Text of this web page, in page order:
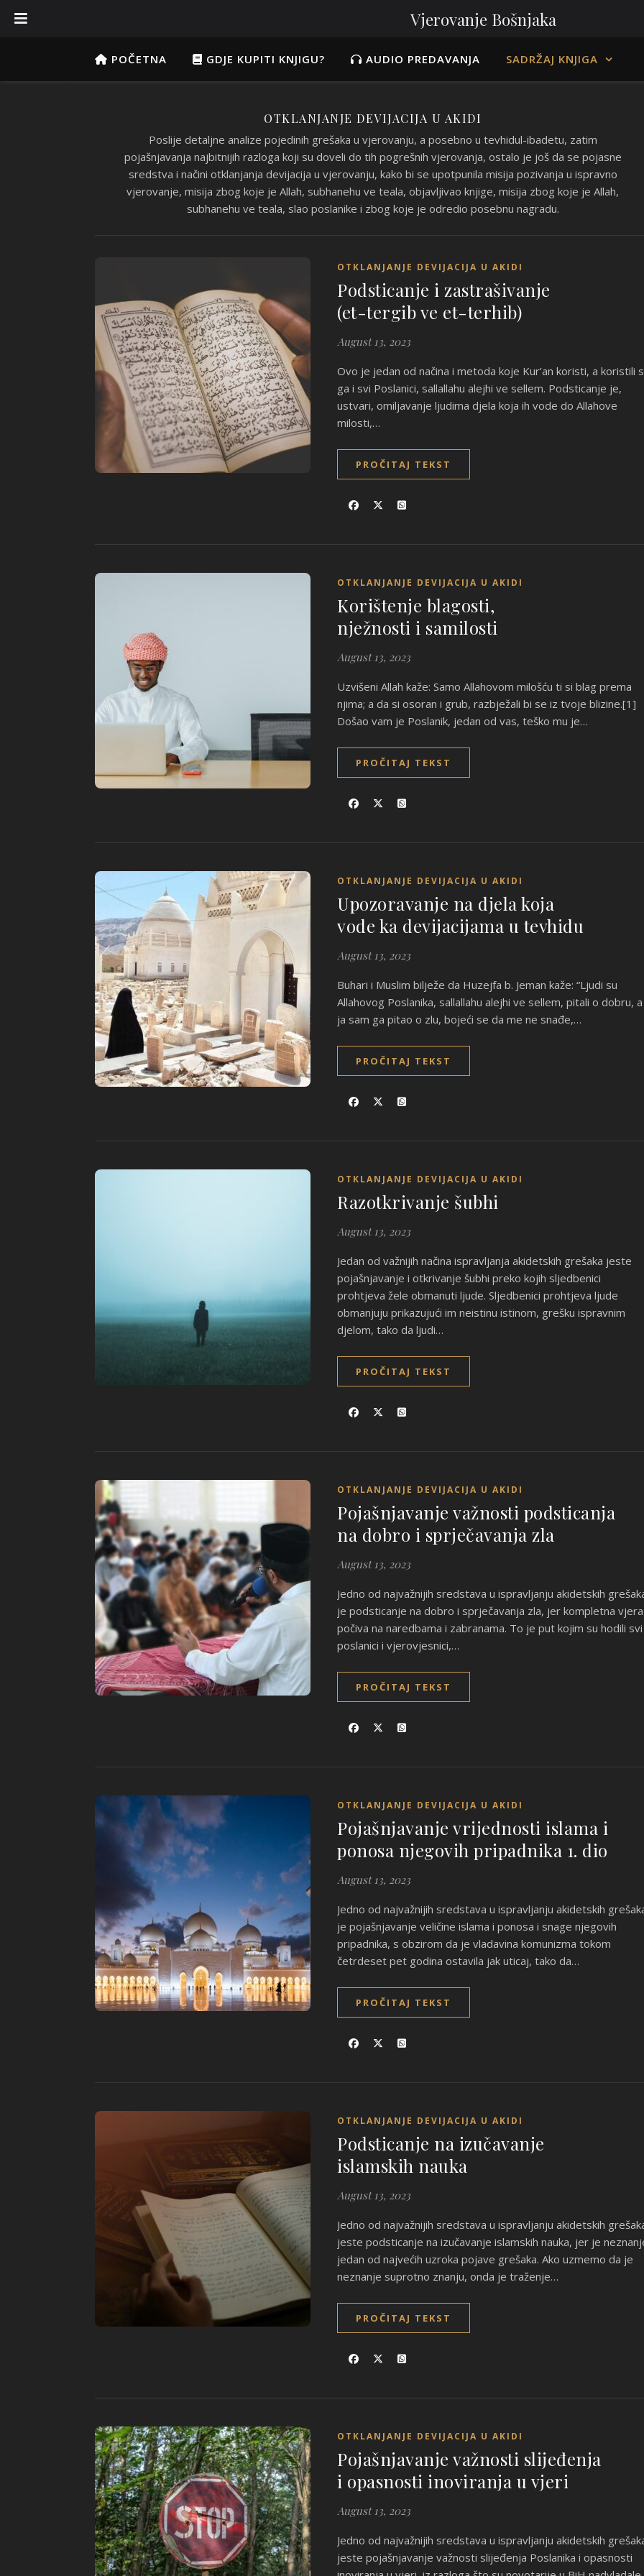
Vjerovanje Bošnjaka
POČETNA GDJE KUPITI KNJIGU? AUDIO PREDAVANJA SADRŽAJ KNJIGA
OTKLANJANJE DEVIJACIJA U AKIDI
Poslije detaljne analize pojedinih grešaka u vjerovanju, a posebno u tevhidul-ibadetu, zatim
pojašnjavanja najbitnijih razloga koji su doveli do tih pogrešnih vjerovanja, ostalo je još da se pojasne
sredstva i načini otklanjanja devijacija u vjerovanju, kako bi se upotpunila misija pozivanja u ispravno
vjerovanje, misija zbog koje je Allah, subhanehu ve teala, objavljivao knjige, misija zbog koje je Allah,
subhanehu ve teala, slao poslanike i zbog koje je odredio posebnu nagradu.
OTKLANJANJE DEVIJACIJA U AKIDI
Podsticanje i zastrašivanje
(et-tergib ve et-terhib)
August 13, 2023
Ovo je jedan od načina i metoda koje Kur’an koristi, a koristili
ga i svi Poslanici, sallallahu alejhi ve sellem. Podsticanje je,
ustvari, omiljavanje ljudima djela koja ih vode do Allahove
milosti,…
PROČITAJ TEKST
OTKLANJANJE DEVIJACIJA U AKIDI
Korištenje blagosti,
nježnosti i samilosti
August 13, 2023
Uzvišeni Allah kaže: Samo Allahovom milošću ti si blag prema
njima; a da si osoran i grub, razbježali bi se iz tvoje blizine.[1]
Došao vam je Poslanik, jedan od vas, teško mu je…
PROČITAJ TEKST
OTKLANJANJE DEVIJACIJA U AKIDI
Upozoravanje na djela koja
vode ka devijacijama u tevhidu
August 13, 2023
Buhari i Muslim bilježe da Huzejfa b. Jeman kaže: “Ljudi su
Allahovog Poslanika, sallallahu alejhi ve sellem, pitali o dobru, a
ja sam ga pitao o zlu, bojeći se da me ne snađe,…
PROČITAJ TEKST
OTKLANJANJE DEVIJACIJA U AKIDI
Razotkrivanje šubhi
August 13, 2023
Jedan od važnijih načina ispravljanja akidetskih grešaka jeste
pojašnjavanje i otkrivanje šubhi preko kojih sljedbenici
prohtjeva žele obmanuti ljude. Sljedbenici prohtjeva ljude
obmanjuju prikazujući im neistinu istinom, grešku ispravnim
djelom, tako da ljudi…
PROČITAJ TEKST
OTKLANJANJE DEVIJACIJA U AKIDI
Pojašnjavanje važnosti podsticanja
na dobro i sprječavanja zla
August 13, 2023
Jedno od najvažnijih sredstava u ispravljanju akidetskih
je podsticanje na dobro i sprječavanja zla, jer kompletna vjera
počiva na naredbama i zabranama. To je put kojim su hodili svi
poslanici i vjerovjesnici,…
PROČITAJ TEKST
OTKLANJANJE DEVIJACIJA U AKIDI
Pojašnjavanje vrijednosti islama i
ponosa njegovih pripadnika 1. dio
August 13, 2023
Jedno od najvažnijih sredstava u ispravljanju akidetskih
je pojašnjavanje veličine islama i ponosa i snage njegovih
pripadnika, s obzirom da je vladavina komunizma tokom
četrdeset pet godina ostavila jak uticaj, tako da…
PROČITAJ TEKST
OTKLANJANJE DEVIJACIJA U AKIDI
Podsticanje na izučavanje
islamskih nauka
August 13, 2023
Jedno od najvažnijih sredstava u ispravljanju akidetskih
jeste podsticanje na izučavanje islamskih nauka, jer je
jedan od najvećih uzroka pojave grešaka. Ako uzmemo da je
neznanje suprotno znanju, onda je traženje…
PROČITAJ TEKST
OTKLANJANJE DEVIJACIJA U AKIDI
Pojašnjavanje važnosti slijeđenja
i opasnosti inoviranja u vjeri
August 13, 2023
Jedno od najvažnijih sredstava u ispravljanju akidetskih
jeste pojašnjavanje važnosti slijeđenja Poslanika i opasnosti